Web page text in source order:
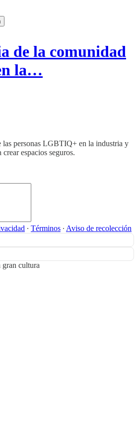
de la comunidad
la…
las personas LGBTIQ+ en la industria y
espacios seguros.
∙ Términos ∙ Aviso de recolección
gran cultura